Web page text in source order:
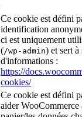
Ce cookie est défini
identification
ci est uniquement
(/wp-admin) et sert
d'informations :
https://
cookies/
Ce cookie est défini
aider WooCommerce